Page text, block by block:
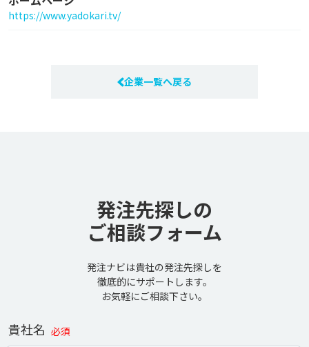
https://www.yadokari.tv/
企業一覧へ戻る
発注先探しの
ご相談フォーム
発注ナビは貴社の発注先探しを
徹底的にサポートします。
お気軽にご相談下さい。
貴社名 必須